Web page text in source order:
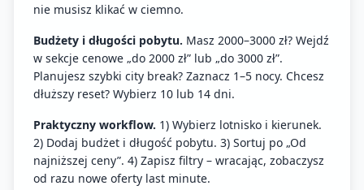
nie musisz klikać w ciemno.
Budżety i długości pobytu. Masz 2000–3000 zł? Wejdź
w sekcje cenowe „do 2000 zł” lub „do 3000 zł”.
Planujesz szybki city break? Zaznacz 1–5 nocy. Chcesz
dłuższy reset? Wybierz 10 lub 14 dni.
Praktyczny workflow. 1) Wybierz lotnisko i kierunek.
2) Dodaj budżet i długość pobytu. 3) Sortuj po „Od
najniższej ceny”. 4) Zapisz filtry – wracając, zobaczysz
od razu nowe oferty last minute.